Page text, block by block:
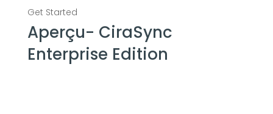
Aperçu- CiraSync
Enterprise Edition